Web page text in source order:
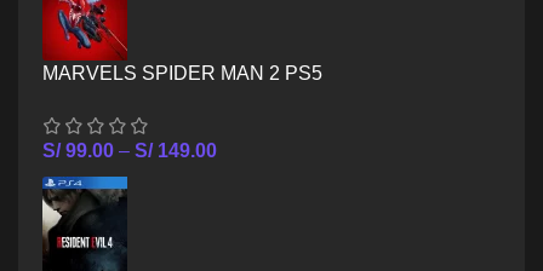
MARVELS SPIDER MAN 2 PS5
S/99.00 – S/149.00